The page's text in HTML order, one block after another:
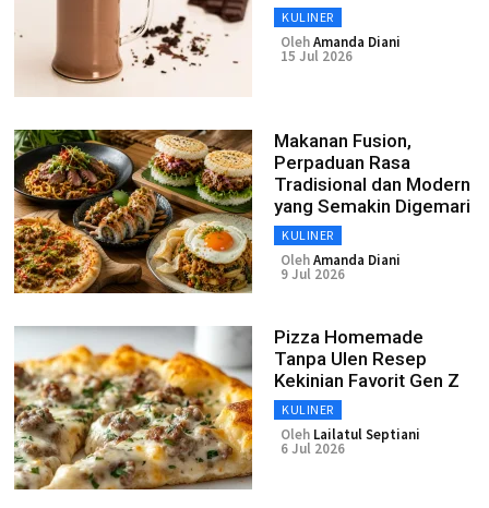
KULINER
OlehAmanda Diani
15 Jul 2026
Makanan Fusion,
Perpaduan Rasa
Tradisional dan Modern
yang Semakin Digemari
KULINER
OlehAmanda Diani
9 Jul 2026
Pizza Homemade
Tanpa Ulen Resep
Kekinian Favorit Gen Z
KULINER
Oleh Lailatul Septiani
6 Jul 2026